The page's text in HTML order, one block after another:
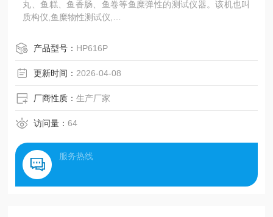
丸、鱼糕、鱼香肠、鱼卷等鱼糜弹性的测试仪器。该机也叫
质构仪,鱼糜物性测试仪,
鱼糜系以鱼肉为原料，将鱼肉粉碎，加食盐、副原料等进行
擂溃，成粘稠的鱼肉糊再成型后加热，变成具有弹性的凝胶
体， 鱼糜弹性对一定形状和尺寸鱼糜制品的进行抗拉伸、抗
弯曲和抗剪切试验，衡量鱼糜质量的一项重要指标。
鱼糜弹性测定仪满足国家标准《GBT36187-2018冷冻鱼糜凝
产品型号： HP616P
更新时间： 2026-04-08
厂商性质：生产厂家
访问量：64
服务热线